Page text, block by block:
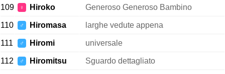
109 ♀ Hiroko Generoso Generoso Bambino
110 ♂ Hiromasa larghe vedute appena
111 ♂ Hiromi universale
112 ♂ Hiromitsu Sguardo dettagliato